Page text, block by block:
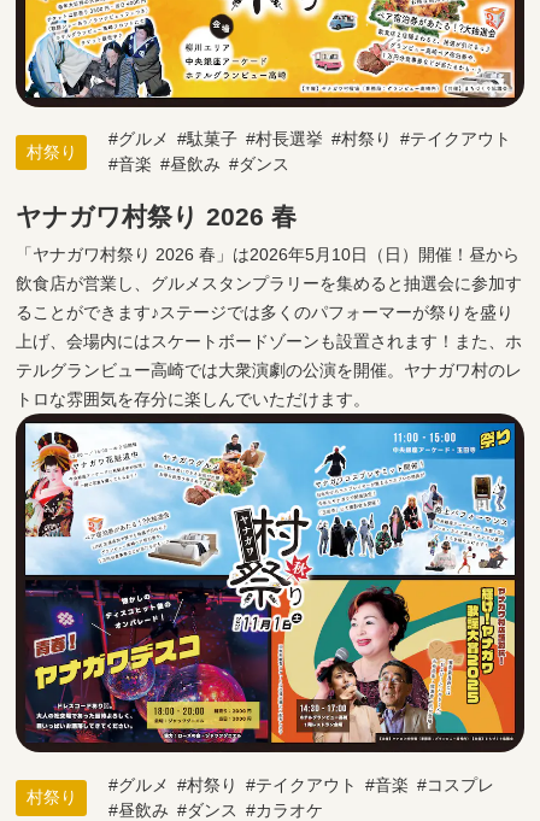
村祭り
グルメ 駄菓子 村長選挙 村祭り
テイクアウト
音楽
昼飲み ダンス
ヤナガワ村祭り 2026 春
「ヤナガワ村祭り 2026 春」は2026年5月10日（日）開催！昼から
飲食店が営業し、グルメスタンプラリーを集めると抽選会に参加す
ることができます♪ステージでは多くのパフォーマーが祭りを盛り
上げ、会場内にはスケートボードゾーンも設置されます！また、ホ
テルグランビュー高崎では大衆演劇の公演を開催。ヤナガワ村のレ
トロな雰囲気を存分に楽しんでいただけます。
村祭り
グルメ 村祭り テイクアウト 音楽
コスプレ
昼飲み
ダンス カラオケ